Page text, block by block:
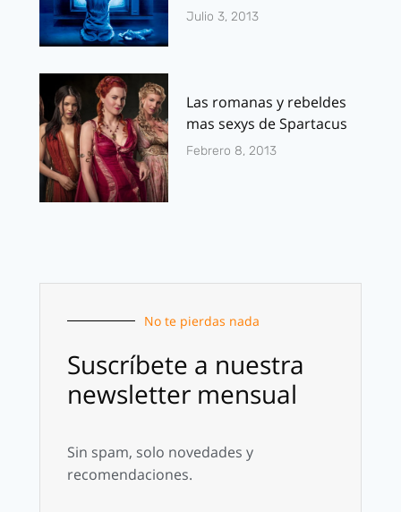
Julio 3, 2013
Las romanas y rebeldes
mas sexys de Spartacus
Febrero 8, 2013
No te pierdas nada
Suscríbete a nuestra
newsletter mensual
Sin spam, solo novedades y
recomendaciones.